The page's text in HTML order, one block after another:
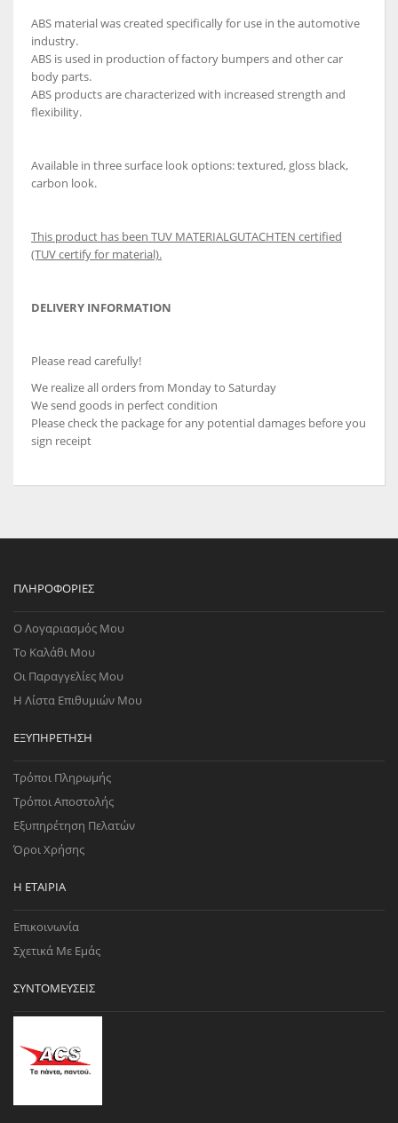
ABS material was created specifically for use in the automotive
industry.
ABS is used in production of factory bumpers and other car
body parts.
ABS products are characterized with increased strength and
flexibility.
Available in three surface look options: textured, gloss black,
carbon look.
This product has been TUV MATERIALGUTACHTEN certified
(TUV certify for material).
DELIVERY INFORMATION
Please read carefully!
We realize all orders from Monday to Saturday
We send goods in perfect condition
Please check the package for any potential damages before you
sign receipt
ΠΛΗΡΟΦΟΡΊΕΣ
Ο Λογαριασμός Μου
Το Καλάθι Μου
Οι Παραγγελίες Μου
Η Λίστα Επιθυμιών Μου
ΕΞΥΠΗΡΈΤΗΣΗ
Τρόποι Πληρωμής
Τρόποι Αποστολής
Εξυπηρέτηση Πελατών
Όροι Χρήσης
Η ΕΤΑΙΡΊΑ
Επικοινωνία
Σχετικά Με Εμάς
ΣΥΝΤΟΜΕΎΣΕΙΣ